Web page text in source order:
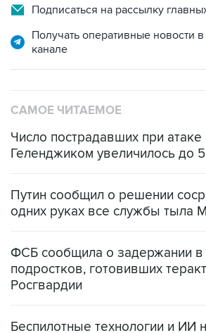
Подписаться на рассылку
Получать оперативные новости
канале
САМОЕ ЧИТАЕМОЕ
Число пострадавших при
Геленджиком увеличилось до
Путин сообщил о решении
одних руках все службы тыла
ФСБ сообщила о задержании
подростков, готовивших
Росгвардии
Беспилотные технологии и ИИ